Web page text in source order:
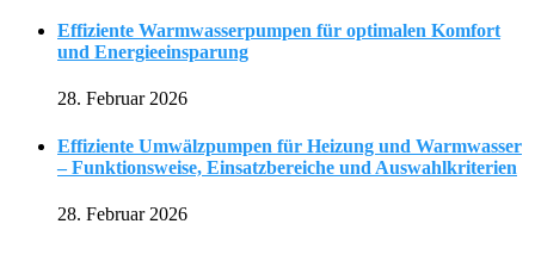
Effiziente Warmwasserpumpen für optimalen Komfort
und Energieeinsparung
28. Februar 2026
Effiziente Umwälzpumpen für Heizung und Warmwasser
– Funktionsweise, Einsatzbereiche und Auswahlkriterien
28. Februar 2026